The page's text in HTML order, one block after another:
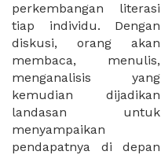
perkembangan literasi
tiap individu. Dengan
diskusi, orang akan
membaca, menulis,
menganalisis yang
kemudian dijadikan
landasan untuk
menyampaikan
pendapatnya di depan
mencari bentuk
ruangan yang seperti
apapun di XWORK telah
tersedia pilihan yang
sesuai kebutuha anda.
Penetapan harga kami
yang terjangkau dan
fleksibel
memungkinkan kalian